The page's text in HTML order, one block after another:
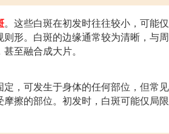
。这些白斑在初发时往往较小，可能
形。白斑的边缘通常较为清晰，与
至融合成大片。
，可发生于身体的任何部位，但常
擦的部位。初发时，白斑可能仅局